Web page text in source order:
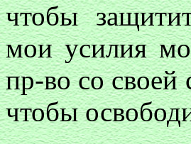
чтобы
мои усилия
пр-во со своей
чтобы